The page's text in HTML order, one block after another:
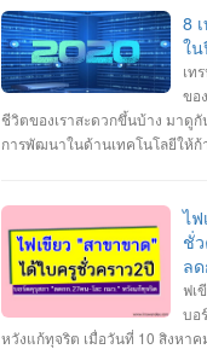
วิศวกรรมซอฟต์แวร์ เปิดรับสมัค
Online ผ่านเว็บไซต์ https://
คุณสมบัติ การรับสมัคร
https://misdoc.ubru.ac.th/
สอบถาม 045-352-000 ต่อ
8
ใน
เท
ขอ
ชีวิตของเราสะดวกขึ้นบ้าง มาดูกั
การพัฒนาในด้านเทคโนโลยีให้
เรื่อย ๆ ตามกาลเวลา และเนื่องจ
เป็นโอกาสดีที่เราจะได้มาคาดก
ได้เห็นเทคโนโลยีอะไรใหม่ ๆ เกิ
เทคโนโลยีใหม่แห่งปี 2020 1. เ
ทำให้โลกของเราก้าวเข้าไปสู่ยุค
อย่างเชื่อมต่ออินเทอร์เน็ต ซึ่งเครื
ไ
ชั่
ล
ฟเ
บอ
หวังแก้ทุจริต เมื่อวันที่ 10 สิงหา